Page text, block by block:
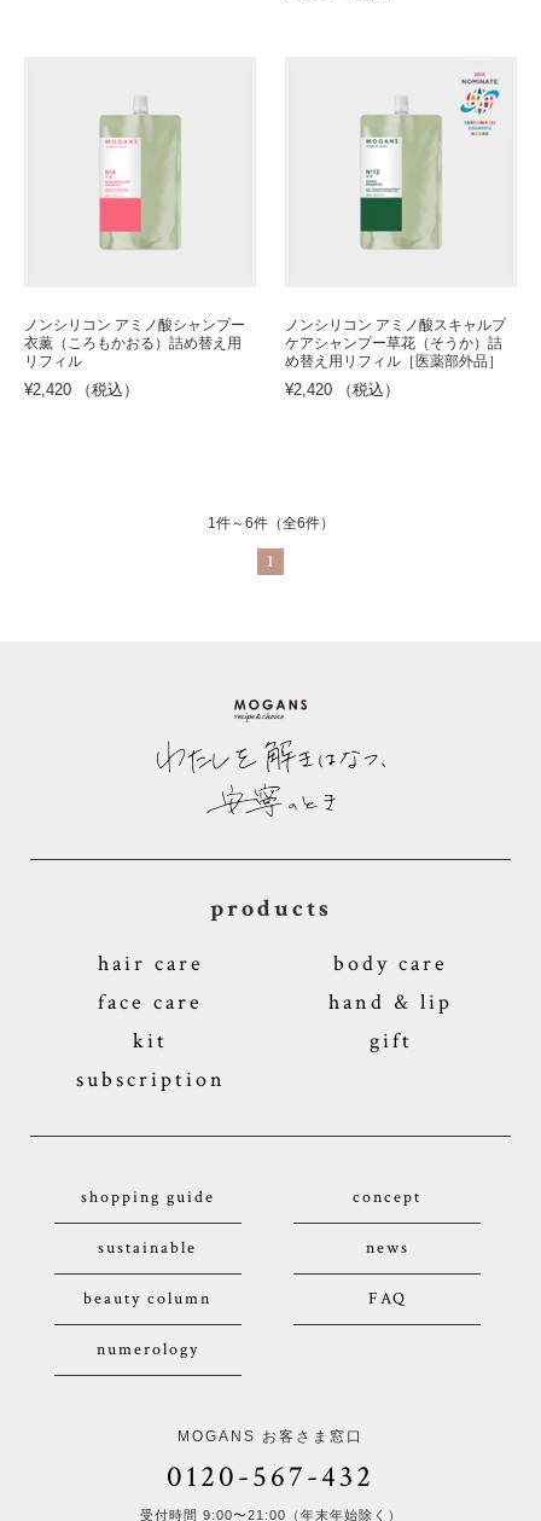
ノンシリコン アミノ酸シャンプー
衣薫（ころもかおる）詰め替え用
リフィル
¥2,420 （税込）
ノンシリコン アミノ酸スキャルプ
ケアシャンプー草花（そうか）詰
め替え用リフィル［医薬部外品］
¥2,420 （税込）
1件～6件（全6件）
1
products
hair care
body care
face care
hand & lip
kit
gift
subscription
shopping guide concept
sustainable news
beauty column FAQ
numerology
MOGANS お客さま窓口
0120-567-432
受付時間 9:00〜21:00（年末年始除く）